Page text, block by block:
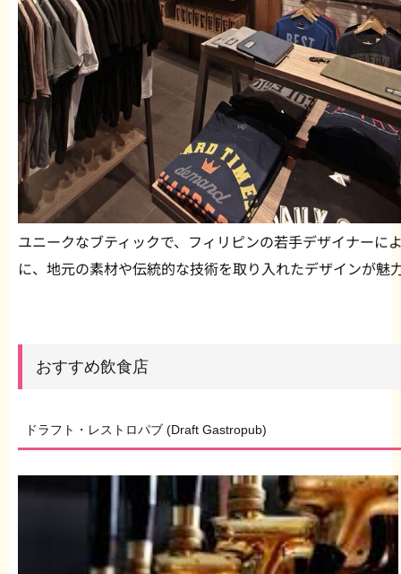
ユニークなブティックで、フィリピンの若手デザイナーに
に、地元の素材や伝統的な技術を取り入れたデザインが魅
おすすめ飲食店
ドラフト・レストロパブ (Draft Gastropub)